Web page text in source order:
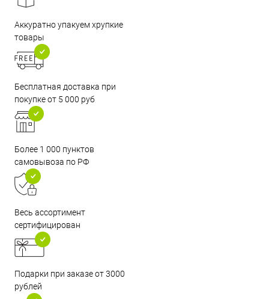
Аккуратно упакуем хрупкие
товары
Бесплатная доставка при
покупке от 5 000 руб
Более 1 000 пунктов
самовывоза по РФ
Весь ассортимент
сертифицирован
Подарки при заказе от 3000
рублей